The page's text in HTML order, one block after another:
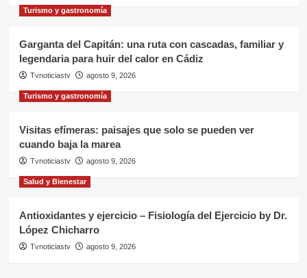
Turismo y gastronomía
Garganta del Capitán: una ruta con cascadas, familiar y
legendaria para huir del calor en Cádiz
Tvnoticiastv agosto 9, 2026
Turismo y gastronomía
Visitas efímeras: paisajes que solo se pueden ver
cuando baja la marea
Tvnoticiastv agosto 9, 2026
Salud y Bienestar
Antioxidantes y ejercicio – Fisiología del Ejercicio by Dr.
López Chicharro
Tvnoticiastv agosto 9, 2026